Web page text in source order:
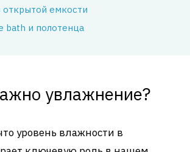
открытой емкости
bath и полотенца
увлажнение?
уровень влажности в